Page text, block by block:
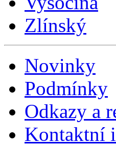
Zlínský
Novinky
Podmínky
Odkazy a
Kontaktní